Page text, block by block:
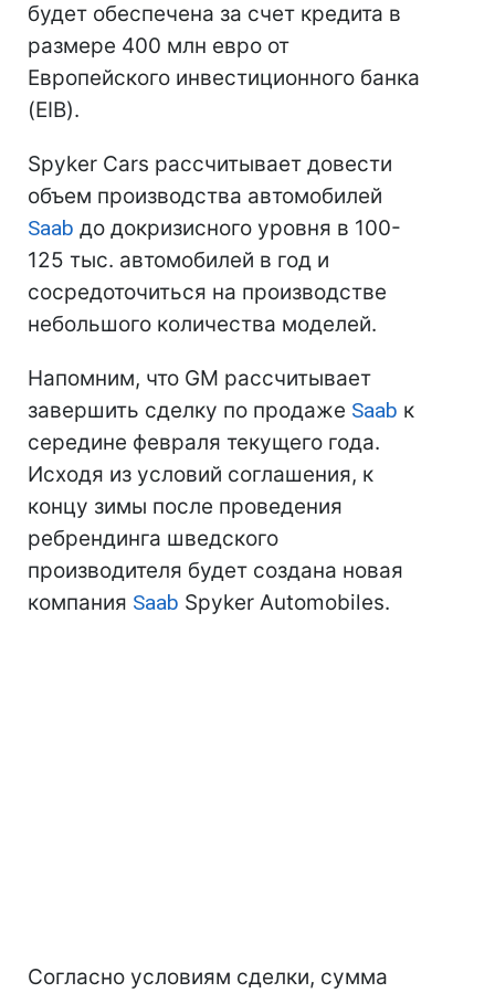
будет обеспечена за счет кредита в
размере 400 млн евро от
Европейского инвестиционного банка
(EIB).
Spyker Cars рассчитывает довести
объем производства автомобилей
Saab до докризисного уровня в 100-
125 тыс. автомобилей в год и
сосредоточиться на производстве
небольшого количества моделей.
Напомним, что GM рассчитывает
завершить сделку по продаже Saab к
середине февраля текущего года.
Исходя из условий соглашения, к
концу зимы после проведения
ребрендинга шведского
производителя будет создана новая
компания Saab Spyker Automobiles.
Согласно условиям сделки, сумма